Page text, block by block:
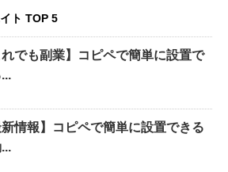
ト TOP 5
れでも副業】コピペで簡単に設置で
新情報】コピペで簡単に設置できる